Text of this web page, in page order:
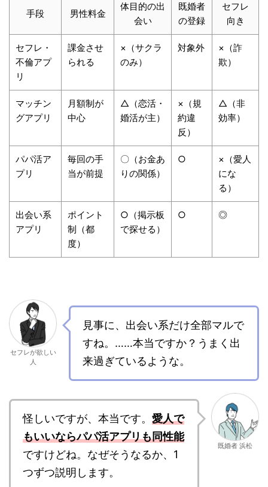
手段 男性料金
体目的の出
会い
既婚者
の登録
セフレ
向き
セフレ・
不倫アプ
リ
課金させ
られる
×（サクラ
のみ）
対象外
×（詐
欺）
マッチン
グアプリ
月額制が
中心
△（恋活・
婚活が主）
×（規
約違
反）
△（非
効率）
パパ活ア
プリ
毎回の手
当が前提
〇（お金あ
りの関係）
○
×（愛人
にな
る）
出会い系
アプリ
ポイント
制（都
度）
○（掲示板
で探せる）
○ ◎
セフレが欲しい
人
見事に、出会い系だけ全部マルで
すね。……本当ですか？うまく出
来過ぎているような。
怪しいですが、本当です。 愛人で
もいいならパパ活アプリも同性能
ですけどね。なぜそうなるか、1
つずつ説明します。
既婚者 浜松